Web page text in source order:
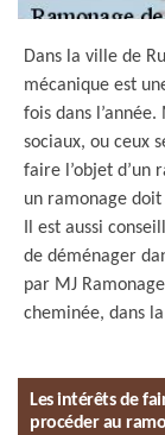
Dans la ville de
mécanique est
fois dans
sociaux, ou ceux
faire l’objet d’un
un ramonage
Il est aussi
de déménager
par MJ
cheminée, dans
Les intérêts de
procéder au